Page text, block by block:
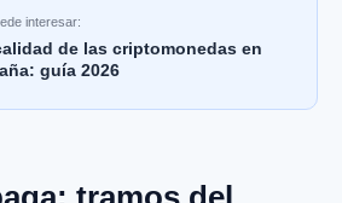
interesar:
de las criptomonedas en
guía 2026